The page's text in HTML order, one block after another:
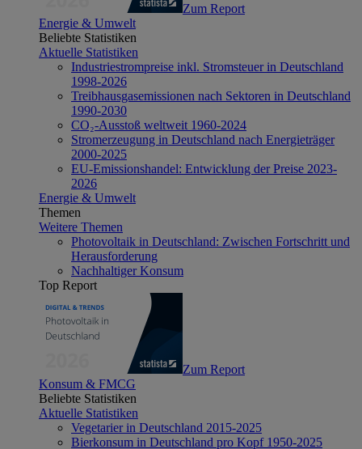
Zum Report
Energie & Umwelt
Beliebte Statistiken
Aktuelle Statistiken
Industriestrompreise inkl. Stromsteuer in Deutschland
1998-2026
Treibhausgasemissionen nach Sektoren in Deutschland
1990-2030
CO₂-Ausstoß weltweit 1960-2024
Stromerzeugung in Deutschland nach Energieträger
2000-2025
EU-Emissionshandel: Entwicklung der Preise 2023-
2026
Energie & Umwelt
Themen
Weitere Themen
Photovoltaik in Deutschland: Zwischen Fortschritt und
Herausforderung
Nachhaltiger Konsum
Top Report
Zum Report
Konsum & FMCG
Beliebte Statistiken
Aktuelle Statistiken
Vegetarier in Deutschland 2015-2025
Bierkonsum in Deutschland pro Kopf 1950-2025